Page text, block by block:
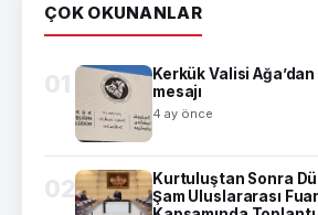
ÇOK OKUNANLAR
01
Kerkük Valisi
mesajı
4 ay önce
02
Kurtuluştan Sonra
Şam Uluslararası